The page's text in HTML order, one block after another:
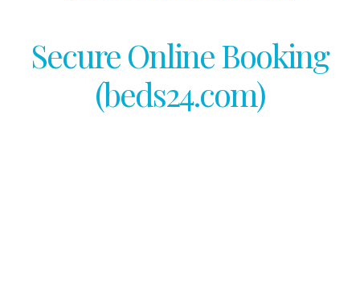
Secure Online Booking
(beds24.com)